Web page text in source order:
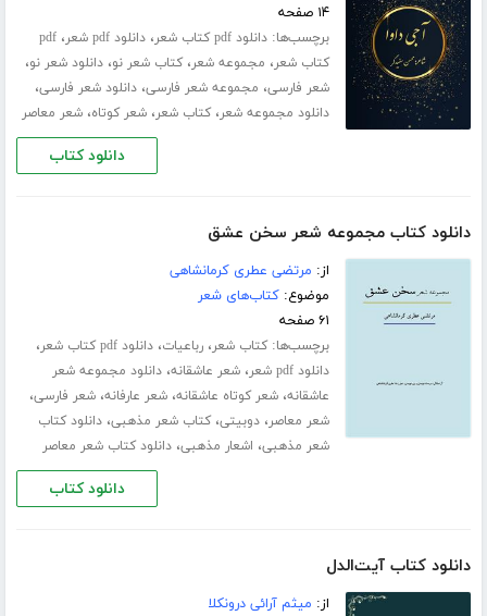
۱۴ صفحه
برچسب‌ها:دانلود pdf کتاب شعر ،دانلود pdf شعر ،pdf
کتاب شعر، مجموعه شعر،کتاب شعر نو،دانلود شعر نو،
شعر فارسی، مجموعه شعر فارسی،دانلود شعر فارسی،
دانلود مجموعه شعر،کتاب شعر،شعر کوتاه،شعر معاصر
دانلود کتاب
دانلود کتاب مجموعه شعر سخن عشق
از: مرتضی عطری کرمانشاهی
موضوع:کتاب‌های شعر
۶۱ صفحه
برچسب‌ها:کتاب شعر،رباعیات،دانلود pdf کتاب شعر ،
دانلود pdf شعر ،شعر عاشقانه،دانلود مجموعه شعر
عاشقانه،شعر کوتاه عاشقانه،شعر عارفانه،شعر فارسی،
شعر معاصر،دوبیتی،کتاب شعر مذهبی،دانلود کتاب
شعر مذهبی، اشعار مذهبی،دانلود کتاب شعر معاصر
دانلود کتاب
دانلود کتاب آیت‌الدل
از: میثم آرائی درونکلا